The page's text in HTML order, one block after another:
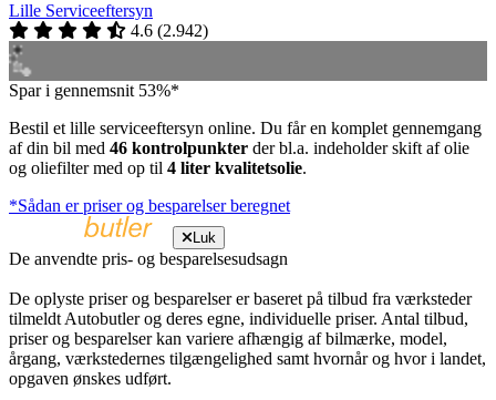
Lille Serviceeftersyn
4.6 (2.942)
Spar i gennemsnit 53%*
Bestil et lille serviceeftersyn online. Du får en komplet gennemgang
af din bil med 46 kontrolpunkter der bl.a. indeholder skift af olie
og oliefilter med op til 4 liter kvalitetsolie.
*Sådan er priser og besparelser beregnet
Luk
De anvendte pris- og besparelsesudsagn
De oplyste priser og besparelser er baseret på tilbud fra værksteder
tilmeldt Autobutler og deres egne, individuelle priser. Antal tilbud,
priser og besparelser kan variere afhængig af bilmærke, model,
årgang, værkstedernes tilgængelighed samt hvornår og hvor i landet,
opgaven ønskes udført.